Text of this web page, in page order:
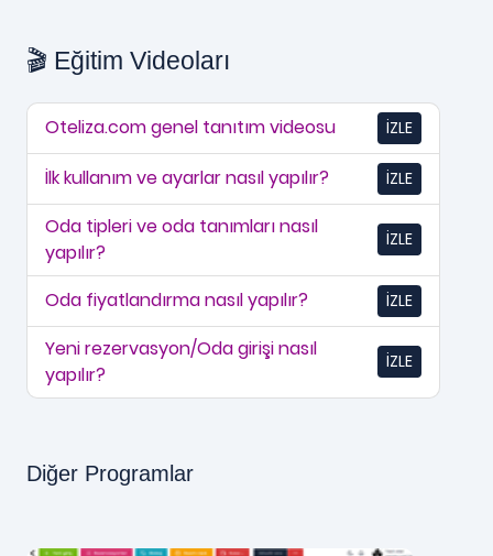
🎬 Eğitim Videoları
Oteliza.com genel tanıtım videosu İZLE
İlk kullanım ve ayarlar nasıl yapılır? İZLE
Oda tipleri ve oda tanımları nasıl
yapılır?
İZLE
Oda fiyatlandırma nasıl yapılır? İZLE
Yeni rezervasyon/Oda girişi nasıl
yapılır?
İZLE
Diğer Programlar